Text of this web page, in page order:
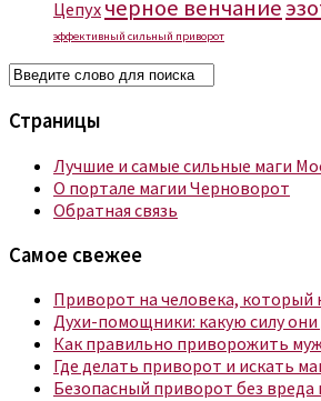
Цепух черное венчание
эффективный сильный приворот
Страницы
Лучшие и самые сильные маги
О портале магии Черноворот
Обратная связь
Самое свежее
Приворот на человека, который
Духи-помощники: какую силу
Как правильно приворожить
Где делать приворот и искать
Безопасный приворот без вреда